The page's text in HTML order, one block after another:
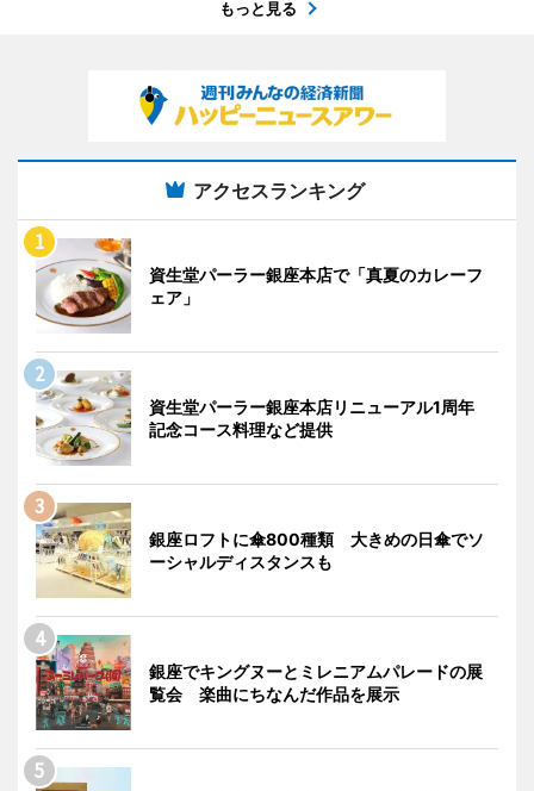
もっと見る
アクセスランキング
資生堂パーラー銀座本店で「真夏のカレーフ
ェア」
資生堂パーラー銀座本店リニューアル1周年
記念コース料理など提供
銀座ロフトに傘800種類 大きめの日傘でソ
ーシャルディスタンスも
銀座でキングヌーとミレニアムパレードの展
覧会 楽曲にちなんだ作品を展示